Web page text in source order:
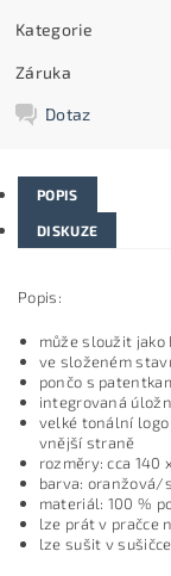
Kategorie
Záruka
Dotaz
POPIS
DISKUZE
Popis:
může sloužit jako
ve složeném
pončo s
integrovaná
velké tonální
vnější straně
rozměry: cca 140
barva: oranžová/
materiál: 100 %
lze prát v pračce
lze sušit v